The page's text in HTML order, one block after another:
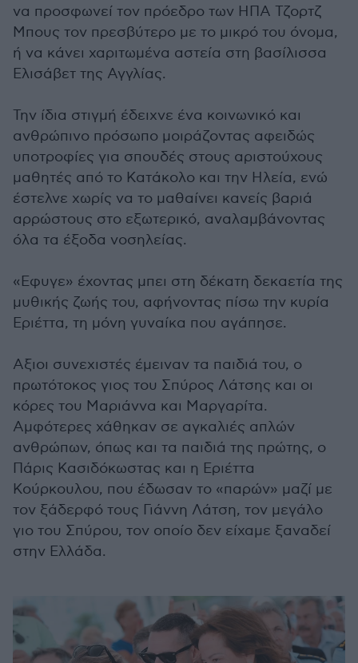
να προσφωνεί τον πρόεδρο των ΗΠΑ Τζορτζ
Μπους τον πρεσβύτερο με το μικρό του όνομα,
ή να κάνει χαριτωμένα αστεία στη βασίλισσα
Ελισάβετ της Αγγλίας.
Την ίδια στιγμή έδειχνε ένα κοινωνικό και
ανθρώπινο πρόσωπο μοιράζοντας αφειδώς
υποτροφίες για σπουδές στους αριστούχους
μαθητές από το Κατάκολο και την Ηλεία, ενώ
έστελνε χωρίς να το μαθαίνει κανείς βαριά
αρρώστους στο εξωτερικό, αναλαμβάνοντας
όλα τα έξοδα νοσηλείας.
«Εφυγε» έχοντας μπει στη δέκατη δεκαετία της
μυθικής ζωής του, αφήνοντας πίσω την κυρία
Εριέττα, τη μόνη γυναίκα που αγάπησε.
Αξιοι συνεχιστές έμειναν τα παιδιά του, ο
πρωτότοκος γιος του Σπύρος Λάτσης και οι
κόρες του Μαριάννα και Μαργαρίτα.
Αμφότερες χάθηκαν σε αγκαλιές απλών
ανθρώπων, όπως και τα παιδιά της πρώτης, ο
Πάρις Κασιδόκωστας και η Εριέττα
Κούρκουλου, που έδωσαν το «παρών» μαζί με
τον ξάδερφό τους Γιάννη Λάτση, τον μεγάλο
γιο του Σπύρου, τον οποίο δεν είχαμε ξαναδεί
στην Ελλάδα.